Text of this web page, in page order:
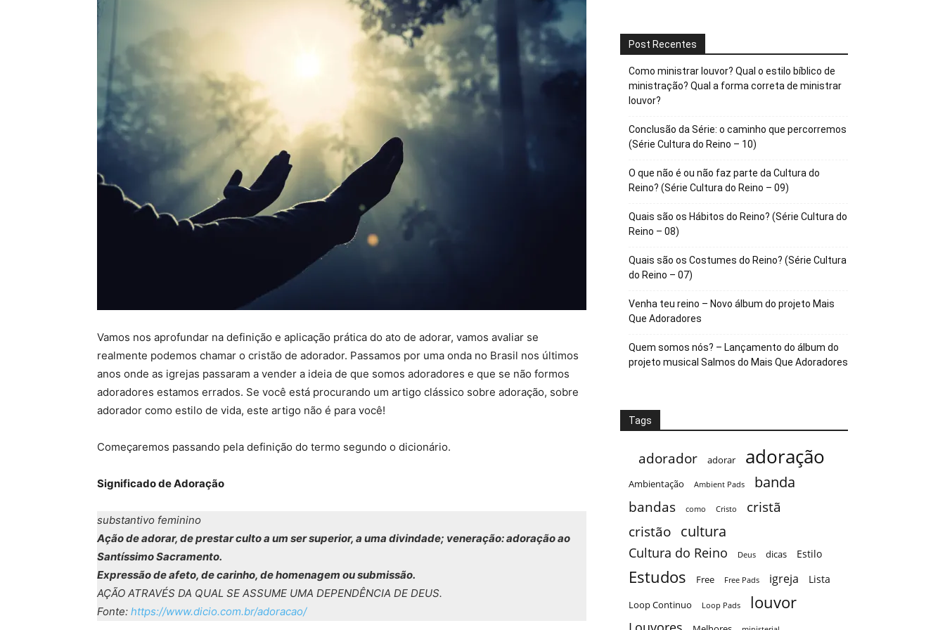
Vamos nos aprofundar na definição e aplicação prática do ato de adorar, vamos avaliar se
realmente podemos chamar o cristão de adorador. Passamos por uma onda no Brasil nos últimos
anos onde as igrejas passaram a vender a ideia de que somos adoradores e que se não formos
adoradores estamos errados. Se você está procurando um artigo clássico sobre adoração, sobre
adorador como estilo de vida, este artigo não é para você!
Começaremos passando pela definição do termo segundo o dicionário.
Significado de Adoração
substantivo feminino
Ação de adorar, de prestar culto a um ser superior, a uma divindade; veneração: adoração ao
Santíssimo Sacramento.
Expressão de afeto, de carinho, de homenagem ou submissão.
AÇÃO ATRAVÉS DA QUAL SE ASSUME UMA DEPENDÊNCIA DE DEUS.
Fonte: https://www.dicio.com.br/adoracao/
Post Recentes
Como ministrar louvor? Qual o estilo bíblico de
ministração? Qual a forma correta de ministrar
louvor?
Conclusão da Série: o caminho que percorremos
(Série Cultura do Reino – 10)
O que não é ou não faz parte da Cultura do
Reino? (Série Cultura do Reino – 09)
Quais são os Hábitos do Reino? (Série Cultura do
Reino – 08)
Quais são os Costumes do Reino? (Série Cultura
do Reino – 07)
Venha teu reino – Novo álbum do projeto Mais
Que Adoradores
Quem somos nós? – Lançamento do álbum do
projeto musical Salmos do Mais Que Adoradores
Tags
adorador adorar adoração
Ambientação Ambient Pads banda
bandas como Cristo
cristã
cristão cultura
Cultura do Reino Deus dicas Estilo
Estudos Free Free Pads igreja Lista
Loop Continuo Loop Pads louvor